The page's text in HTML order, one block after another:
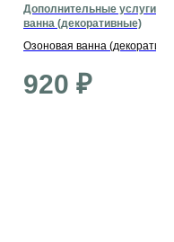
Дополнительные услуги /
ванна (декоративные)
Озоновая ванна
920 ₽